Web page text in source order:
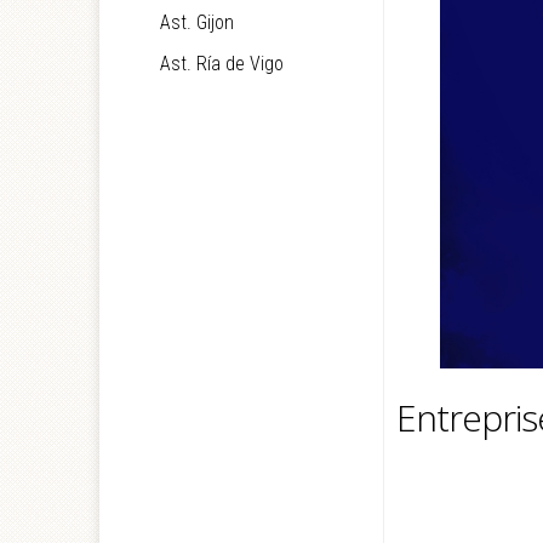
Ast. Gijon
Ast. Ría de Vigo